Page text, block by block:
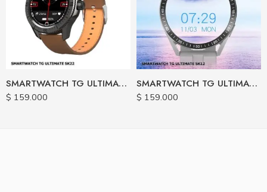
SMARTWATCH TG ULTIMATE SK22 CARGA INALAMBRICA
$ 159.000
SMARTWATCH TG ULTIMATE SK12 PLUS CARGA INALAMBRICA
$ 159.000